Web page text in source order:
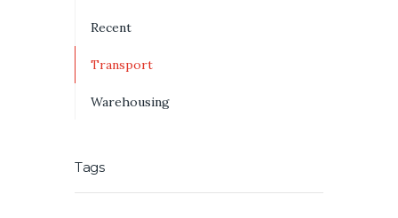
Recent
Transport
Warehousing
Tags